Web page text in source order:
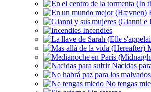
Incendies
Nacidas
No tengas